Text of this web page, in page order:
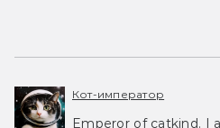
Кот-император
Emperor of catkind. I